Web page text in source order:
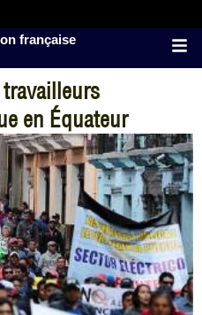
française
en Équateur